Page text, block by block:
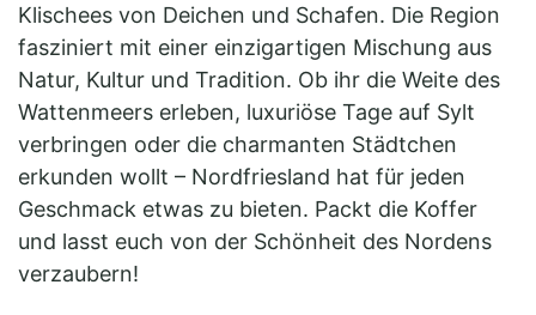
Klischees von Deichen und Schafen. Die Region
fasziniert mit einer einzigartigen Mischung aus
Natur, Kultur und Tradition. Ob ihr die Weite des
Wattenmeers erleben, luxuriöse Tage auf Sylt
verbringen oder die charmanten Städtchen
erkunden wollt – Nordfriesland hat für jeden
Geschmack etwas zu bieten. Packt die Koffer
und lasst euch von der Schönheit des Nordens
verzaubern!